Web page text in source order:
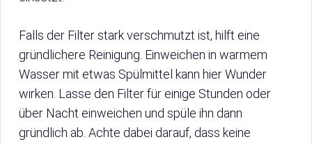
Falls der Filter stark verschmutzt ist, hilft eine
gründlichere Reinigung. Einweichen in warmem
Wasser mit etwas Spülmittel kann hier Wunder
wirken. Lasse den Filter für einige Stunden oder
über Nacht einweichen und spüle ihn dann
gründlich ab. Achte dabei darauf, dass keine